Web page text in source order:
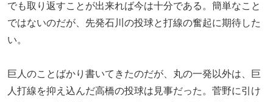
でも取り返すことが出来れば今は十分である。簡単なこと
ではないのだが、先発石川の投球と打線の奮起に期待した
い。
巨人のことばかり書いてきたのだが、丸の一発以外は、巨
人打線を抑え込んだ高橋の投球は見事だった。菅野に引け